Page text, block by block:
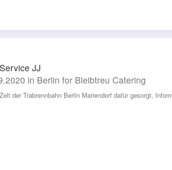
JJ
in Berlin for Bleibtreu Catering
der Trabrennbahn Berlin Mariendorf dafür gesorgt,